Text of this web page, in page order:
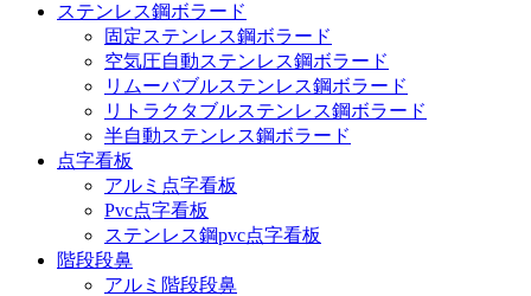
ステンレス鋼ボラード
固定ステンレス鋼ボラード
空気圧自動ステンレス鋼ボラード
リムーバブルステンレス鋼ボラード
リトラクタブルステンレス鋼ボラード
半自動ステンレス鋼ボラード
点字看板
アルミ点字看板
Pvc点字看板
ステンレス鋼pvc点字看板
階段段鼻
アルミ階段段鼻